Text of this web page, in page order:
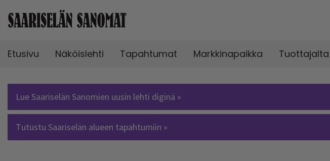
Etusivu Näköislehti Tapahtumat Markkinapaikka Tuottajalta
Lue Saariselän Sanomien uusin lehti diginä »
Tutustu Saariselän alueen tapahtumiin »